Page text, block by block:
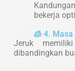
bekerja
🧊 4.
Jeruk
dibandingkan